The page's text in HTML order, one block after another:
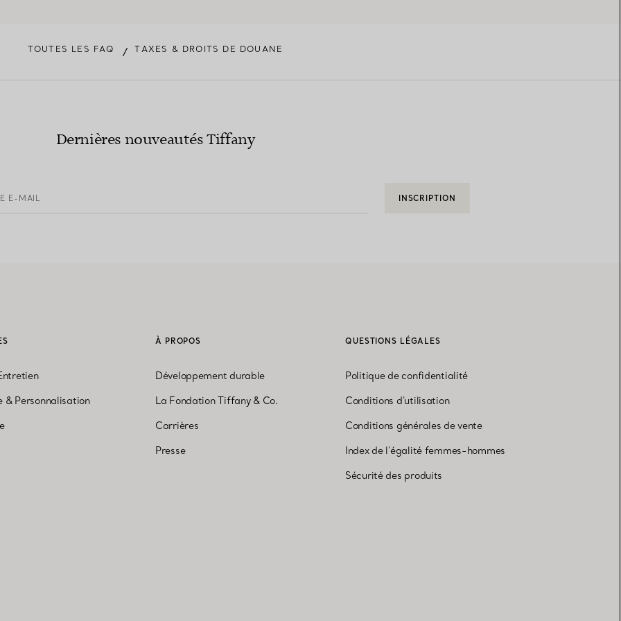
TOUTES LES FAQ / TAXES & DROITS DE DOUANE
Dernières nouveautés Tiffany
E-MAIL INSCRIPTION
& Personnalisation
À PROPOS
Développement durable
La Fondation Tiffany & Co.
Carrières
Presse
QUESTIONS LÉGALES
Politique de confidentialité
Conditions d'utilisation
Conditions générales de vente
Index de l'égalité femmes-hommes
Sécurité des produits